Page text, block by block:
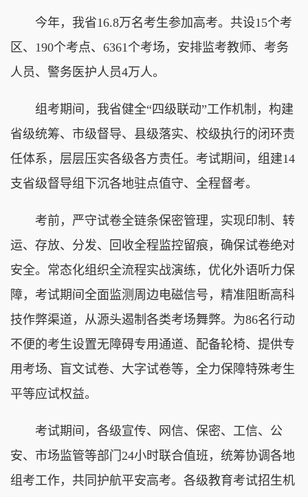
今年，我省16.8万名考生参加高考。共设15个考
区、190个考点、6361个考场，安排监考教师、考务
人员、警务医护人员4万人。
组考期间，我省健全“四级联动”工作机制，构建
省级统筹、市级督导、县级落实、校级执行的闭环责
任体系，层层压实各级各方责任。考试期间，组建14
支省级督导组下沉各地驻点值守、全程督考。
考前，严守试卷全链条保密管理，实现印制、转
运、存放、分发、回收全程监控留痕，确保试卷绝对
安全。常态化组织全流程实战演练，优化外语听力保
障，考试期间全面监测周边电磁信号，精准阻断高科
技作弊渠道，从源头遏制各类考场舞弊。为86名行动
不便的考生设置无障碍专用通道、配备轮椅、提供专
用考场、盲文试卷、大字试卷等，全力保障特殊考生
平等应试权益。
考试期间，各级宣传、网信、保密、工信、公
安、市场监管等部门24小时联合值班，统筹协调各地
组考工作，共同护航平安高考。各级教育考试招生机